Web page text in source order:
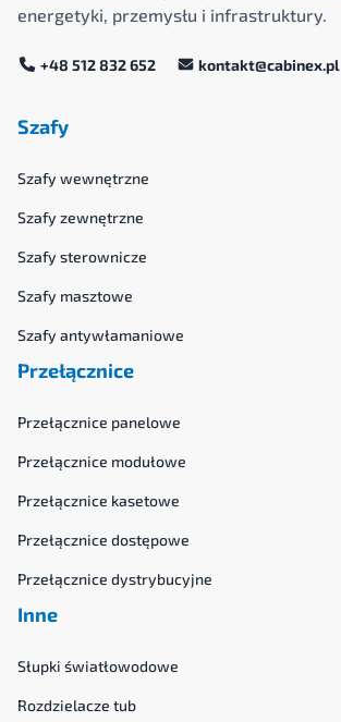
energetyki, przemysłu i infrastruktury.
+48 512 832 652 kontakt@cabinex.pl
Szafy
Szafy wewnętrzne
Szafy zewnętrzne
Szafy sterownicze
Szafy masztowe
Szafy antywłamaniowe
Przełącznice
Przełącznice panelowe
Przełącznice modułowe
Przełącznice kasetowe
Przełącznice dostępowe
Przełącznice dystrybucyjne
Inne
Słupki światłowodowe
Rozdzielacze tub